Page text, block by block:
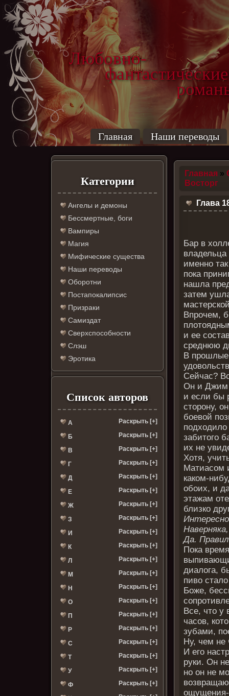
Любовно-
фантастические
Главная Наши переводы
Категории
Ангелы и демоны
Бессмертные, боги
Вампиры
Магия
Мифические существа
Наши переводы
Оборотни
Постапокалипсис
Призраки
Самиздат
Сверхспособности
Слэш
Эротика
Список авторов
А Раскрыть [+]
Б Раскрыть [+]
В Раскрыть [+]
Г Раскрыть [+]
Д Раскрыть [+]
Е Раскрыть [+]
Ж Раскрыть [+]
З Раскрыть [+]
И Раскрыть [+]
К Раскрыть [+]
Л Раскрыть [+]
М Раскрыть [+]
Н Раскрыть [+]
О Раскрыть [+]
П Раскрыть [+]
Р Раскрыть [+]
С Раскрыть [+]
Т Раскрыть [+]
У Раскрыть [+]
Ф Раскрыть [+]
Главная »
Восторг
Глава
Бар в
именно
пока
нашла
затем
Впрочем,
и ее
среднюю
В
Сейчас?
Он и Джим
и если бы
сторону,
боевой
забитого
их не
Хотя,
Матиасом
каком-
обоих, и
этажам
близко
Да.
Пока
диалога,
пиво
Боже,
Все, что у
часов,
зубами,
Ну, чем не
И его
руки. Он
но он не